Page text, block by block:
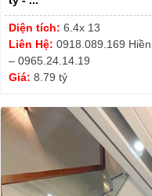
Diện tích: 6.4x 13
Liên Hệ: 0918.089.169
– 0965.24.14.19
Giá: 8.79 tỷ